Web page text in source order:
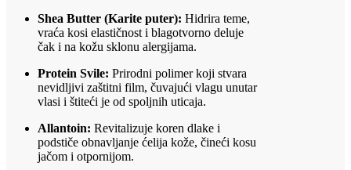
Shea Butter (Karite puter): Hidrira teme,
vraća kosi elastičnost i blagotvorno deluje
čak i na kožu sklonu alergijama.
Protein Svile: Prirodni polimer koji stvara
nevidljivi zaštitni film, čuvajući vlagu unutar
vlasi i štiteći je od spoljnih uticaja.
Allantoin: Revitalizuje koren dlake i
podstiče obnavljanje ćelija kože, čineći kosu
jačom i otpornijom.